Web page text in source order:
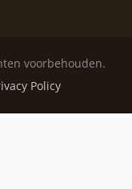
voorbehouden.
Policy